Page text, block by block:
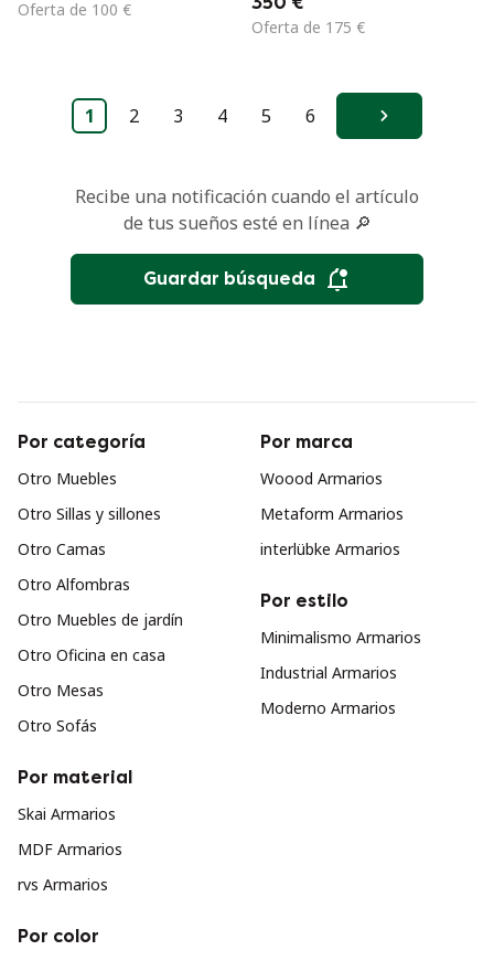
Oferta de 100 €
Oferta de 175 €
1 2 3 4 5 6 Siguiente
Recibe una notificación cuando el artículo
de tus sueños esté en línea 🔎
Guardar búsqueda
Por categoría
Otro Muebles
Otro Sillas y sillones
Otro Camas
Otro Alfombras
Otro Muebles de jardín
Otro Oficina en casa
Otro Mesas
Otro Sofás
Por marca
Woood Armarios
Metaform Armarios
interlübke Armarios
Por estilo
Minimalismo Armarios
Industrial Armarios
Moderno Armarios
Por material
Skai Armarios
MDF Armarios
rvs Armarios
Por color